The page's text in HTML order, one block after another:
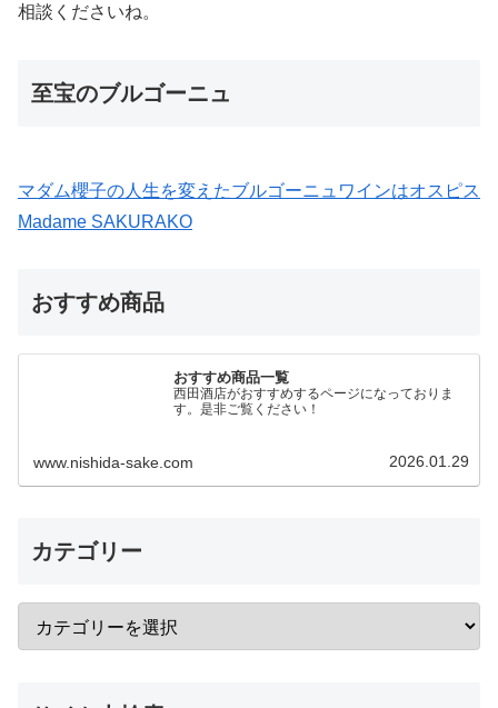
相談くださいね。
至宝のブルゴーニュ
マダム櫻子の人生を変えたブルゴーニュワインはオスピス
Madame SAKURAKO
おすすめ商品
おすすめ商品一覧
西田酒店がおすすめするページになっておりま
す。是非ご覧ください！
www.nishida-sake.com 2026.01.29
カテゴリー